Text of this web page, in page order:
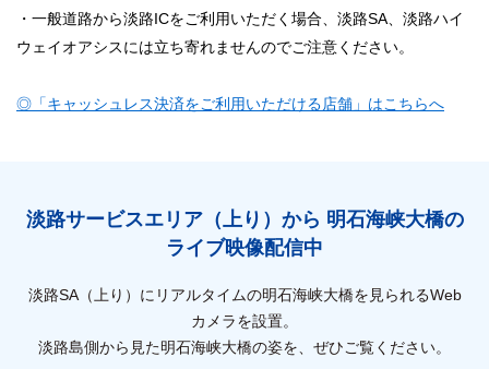
・一般道路から淡路ICをご利用いただく場合、淡路SA、淡路ハイ
ウェイオアシスには立ち寄れませんのでご注意ください。
◎「キャッシュレス決済をご利用いただける店舗」はこちらへ
淡路サービスエリア（上り）から 明石海峡大橋の
ライブ映像配信中
淡路SA（上り）にリアルタイムの明石海峡大橋を見られるWeb
カメラを設置。
淡路島側から見た明石海峡大橋の姿を、ぜひご覧ください。